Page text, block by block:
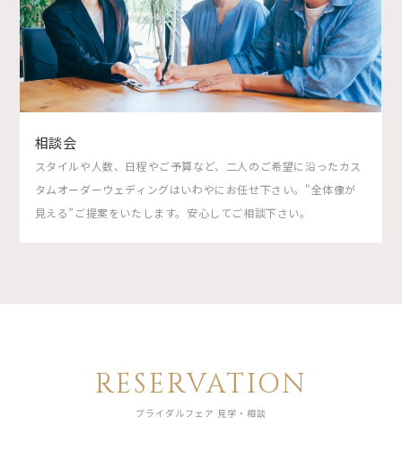
相談会
スタイルや人数、日程やご予算など、二人のご希望に沿ったカス
タムオーダーウェディングはいわやにお任せ下さい。"全体像が
見える”ご提案をいたします。安心してご相談下さい。
RESERVATION
ブライダルフェア 見学・相談